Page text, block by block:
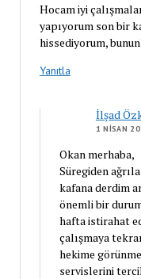
Hocam iyi
yapıyorum son bir
hissediyorum,
Yanıtla
İlşad
1 NISAN
Okan merhaba,
Süregiden
kafana derdim
önemli bir
hafta istirahat
çalışmaya
hekime
servislerini